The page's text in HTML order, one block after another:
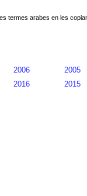
termes arabes en les
2006
2005
2016
2015